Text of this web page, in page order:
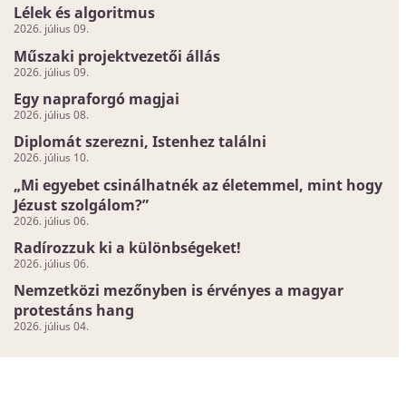
Lélek és algoritmus
2026. július 09.
Műszaki projektvezetői állás
2026. július 09.
Egy napraforgó magjai
2026. július 08.
Diplomát szerezni, Istenhez találni
2026. július 10.
„Mi egyebet csinálhatnék az életemmel, mint hogy
Jézust szolgálom?”
2026. július 06.
Radírozzuk ki a különbségeket!
2026. július 06.
Nemzetközi mezőnyben is érvényes a magyar
protestáns hang
2026. július 04.